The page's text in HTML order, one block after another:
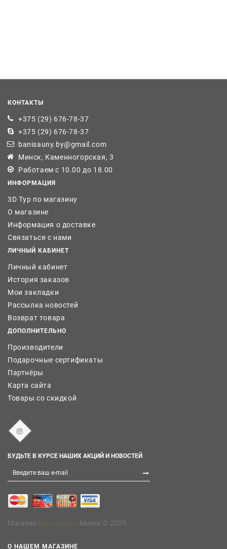
КОНТАКТЫ
+375 (29) 676-78-37
+375 (29) 676-78-37
banisauny.by@gmail.com
Минск, Каменногорская, 3
Работаем с 10.00 до 18.00
ИНФОРМАЦИЯ
3D Тур по магазину
О магазине
Информация о доставке
Связаться с нами
ЛИЧНЫЙ КАБИНЕТ
Личный кабинет
История заказов
Мои закладки
Рассылка новостей
Возврат товара
ДОПОЛНИТЕЛЬНО
Производители
Подарочные сертификаты
Партнёры
Карта сайта
Товары со скидкой
БУДЬТЕ В КУРСЕ НАШИХ АКЦИЙ И НОВОСТЕЙ
Магазин Минск © 2025
О НАШЕМ МАГАЗИНЕ